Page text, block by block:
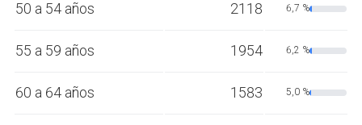
50 a 54 años 2118 6,7 %
55 a 59 años 1954 6,2 %
60 a 64 años 1583 5,0 %